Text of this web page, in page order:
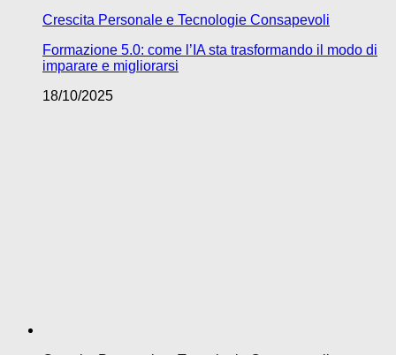
Crescita Personale e Tecnologie Consapevoli
Formazione 5.0: come l’IA sta trasformando il modo di
imparare e migliorarsi
18/10/2025